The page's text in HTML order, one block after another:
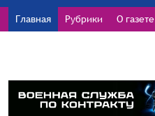
Главная Рубрики О газете